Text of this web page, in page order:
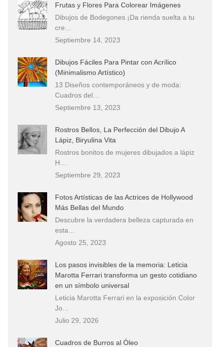
Frutas y Flores Para Colorear Imágenes
Dibujos de Bodegones ¡Da rienda suelta a tu
cre…
Septiembre 14, 2023
Dibujos Fáciles Para Pintar con Acrílico
(Minimalismo Artístico)
13 Diseños contemporáneos y de moda:
Cuadros del…
Septiembre 13, 2023
Rostros Bellos, La Perfección del Dibujo A
Lápiz, Biryulina Vita
Rostros bonitos de mujeres dibujados a lápiz
H…
Septiembre 29, 2023
Fotos Artísticas de las Actrices de Hollywood
Más Bellas del Mundo
Descubre la verdadera belleza capturada en
esta…
Agosto 25, 2023
Los pasos invisibles de la memoria: Leticia
Marotta Ferrari transforma un gesto cotidiano
en un símbolo universal
Leticia Marotta Ferrari en la exposición Color
Jo…
Julio 29, 2026
Cuadros de Burros al Óleo